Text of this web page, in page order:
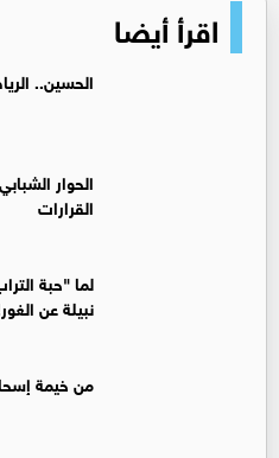
اقرأ أيضا
الحسين..
الحوار
القرارات
لما "حبة
نبيلة عن
من خيمة